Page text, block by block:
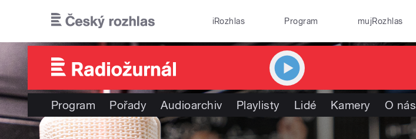
iRozhlas Program mujRozhlas
Program Pořady Audioarchiv Playlisty Lidé Kamery O nás